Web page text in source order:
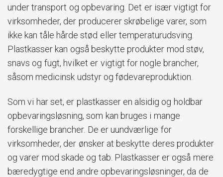
under transport og opbevaring. Det er især vigtigt for
virksomheder, der producerer skrøbelige varer, som
ikke kan tåle hårde stød eller temperaturudsving.
Plastkasser kan også beskytte produkter mod støv,
snavs og fugt, hvilket er vigtigt for nogle brancher,
såsom medicinsk udstyr og fødevareproduktion.
Som vi har set, er plastkasser en alsidig og holdbar
opbevaringsløsning, som kan bruges i mange
forskellige brancher. De er uundværlige for
virksomheder, der ønsker at beskytte deres produkter
og varer mod skade og tab. Plastkasser er også mere
bæredygtige end andre opbevaringsløsninger, da de